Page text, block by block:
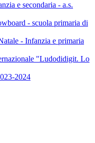
e secondaria - a.s.
- scuola primaria di
- Infanzia e primaria
"Ludodidigit. Lo
2024